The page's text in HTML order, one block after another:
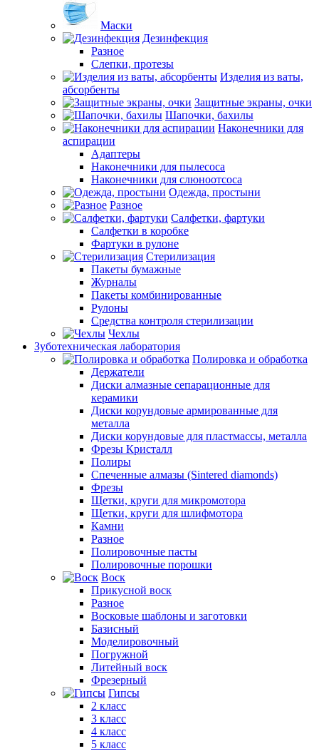
Маски
Дезинфекция
Разное
Слепки, протезы
Изделия из ваты,
абсорбенты
Защитные экраны, очки
Шапочки, бахилы
Наконечники для
аспирации
Адаптеры
Наконечники для пылесоса
Наконечники для слюноотсоса
Одежда, простыни
Разное
Салфетки, фартуки
Салфетки в коробке
Фартуки в рулоне
Стерилизация
Пакеты бумажные
Журналы
Пакеты комбинированные
Рулоны
Средства контроля стерилизации
Чехлы
Зуботехническая лаборатория
Полировка и обработка
Держатели
Диски алмазные сепарационные для
керамики
Диски корундовые армированные для
металла
Диски корундовые для пластмассы, металла
Фрезы Кристалл
Полиры
Спеченные алмазы (Sintered diamonds)
Фрезы
Щетки, круги для микромотора
Щетки, круги для шлифмотора
Камни
Разное
Полировочные пасты
Полировочные порошки
Воск
Прикусной воск
Разное
Восковые шаблоны и заготовки
Базисный
Моделировочный
Погружной
Литейный воск
Фрезерный
Гипсы
2 класс
3 класс
4 класс
5 класс